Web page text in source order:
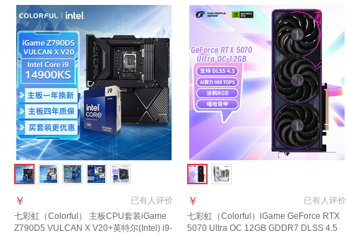
已有人评价
￥
七彩虹（Colorful） 主板CPU套装iGame
Z790D5 VULCAN X V20+英特尔(Intel) i9-
已有人评价
￥
七彩虹（Colorful）iGame GeForce RTX
5070 Ultra OC 12GB GDDR7 DLSS 4.5